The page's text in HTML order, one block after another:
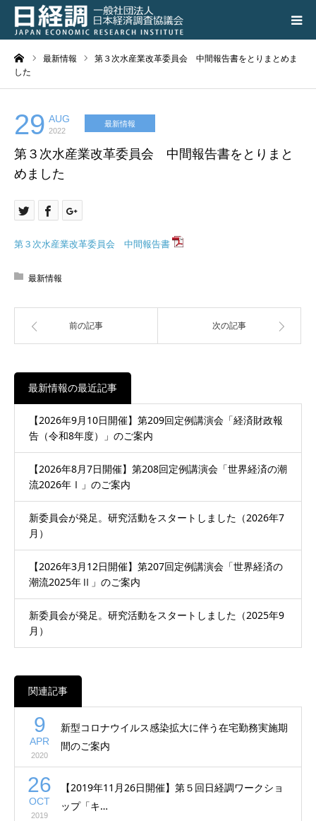
最新情報
第３次水産業改革委員会 中間報告書をとりまとめま
した
29 AUG
2022
最新情報
第３次水産業改革委員会 中間報告書をとりまと
めました
第３次水産業改革委員会 中間報告書
最新情報
前の記事 次の記事
最新情報の最近記事
【2026年9月10日開催】第209回定例講演会「経済財政報
告（令和8年度）」のご案内
【2026年8月7日開催】第208回定例講演会「世界経済の潮
流2026年Ⅰ」のご案内
新委員会が発足。研究活動をスタートしました（2026年7
月）
【2026年3月12日開催】第207回定例講演会「世界経済の
潮流2025年Ⅱ」のご案内
新委員会が発足。研究活動をスタートしました（2025年9
月）
関連記事
9
APR
2020
新型コロナウイルス感染拡大に伴う在宅勤務実施期
間のご案内
26
OCT
2019
【2019年11月26日開催】第５回日経調ワークショ
ップ「キ…
日経調について
会員専用ページ
入会のご案内